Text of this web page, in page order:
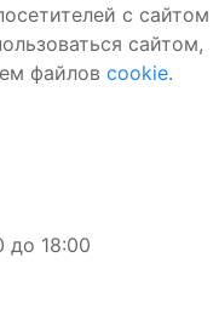
с сайтом
сайтом,
файлов cookie.
до 18:00